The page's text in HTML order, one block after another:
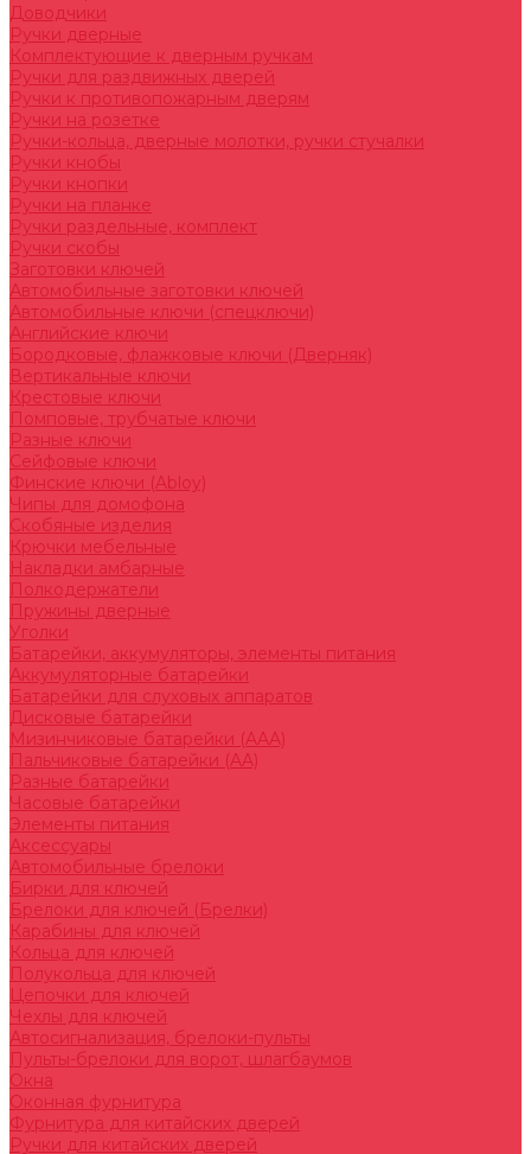
Доводчики
Ручки дверные
Комплектующие к дверным ручкам
Ручки для раздвижных дверей
Ручки к противопожарным дверям
Ручки на розетке
Ручки-кольца, дверные молотки, ручки стучалки
Ручки кнобы
Ручки кнопки
Ручки на планке
Ручки раздельные, комплект
Ручки скобы
Заготовки ключей
Автомобильные заготовки ключей
Автомобильные ключи (спецключи)
Английские ключи
Бородковые, флажковые ключи (Дверняк)
Вертикальные ключи
Крестовые ключи
Помповые, трубчатые ключи
Разные ключи
Сейфовые ключи
Финские ключи (Abloy)
Чипы для домофона
Скобяные изделия
Крючки мебельные
Накладки амбарные
Полкодержатели
Пружины дверные
Уголки
Батарейки, аккумуляторы, элементы питания
Аккумуляторные батарейки
Батарейки для слуховых аппаратов
Дисковые батарейки
Мизинчиковые батарейки (AAA)
Пальчиковые батарейки (AA)
Разные батарейки
Часовые батарейки
Элементы питания
Аксессуары
Автомобильные брелоки
Бирки для ключей
Брелоки для ключей (Брелки)
Карабины для ключей
Кольца для ключей
Полукольца для ключей
Цепочки для ключей
Чехлы для ключей
Автосигнализация, брелоки-пульты
Пульты-брелоки для ворот, шлагбаумов
Окна
Оконная фурнитура
Фурнитура для китайских дверей
Ручки для китайских дверей